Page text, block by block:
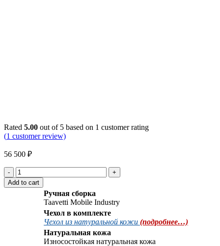
Rated 5.00 out of 5 based on 1 customer rating
(1 customer review)
56 500 ₽
Vertu
Signature
S
Add to cart
Ручная сборка
Taavetti Mobile Industry
Чехол в комплекте
Чехол из натуральной кожи (подробнее…)
Натуральная кожа
Износостойкая натуральная кожа